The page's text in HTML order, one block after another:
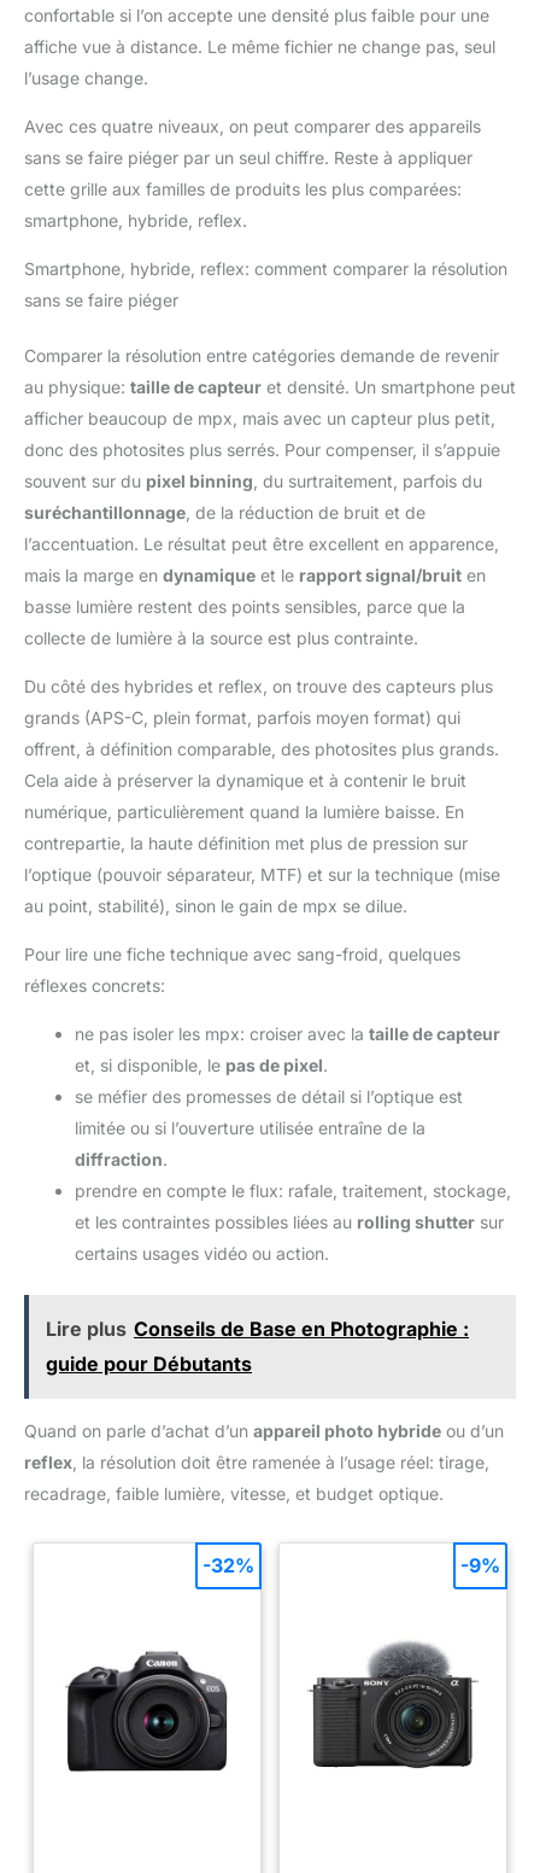
confortable si l’on accepte une densité plus faible pour une
affiche vue à distance. Le même fichier ne change pas, seul
l’usage change.
Avec ces quatre niveaux, on peut comparer des appareils
sans se faire piéger par un seul chiffre. Reste à appliquer
cette grille aux familles de produits les plus comparées:
smartphone, hybride, reflex.
Smartphone, hybride, reflex: comment comparer la résolution
sans se faire piéger
Comparer la résolution entre catégories demande de revenir
au physique: taille de capteur et densité. Un smartphone peut
afficher beaucoup de mpx, mais avec un capteur plus petit,
donc des photosites plus serrés. Pour compenser, il s’appuie
souvent sur du pixel binning , du surtraitement, parfois du
suréchantillonnage , de la réduction de bruit et de
l’accentuation. Le résultat peut être excellent en apparence,
mais la marge en dynamique et le rapport signal/bruit en
basse lumière restent des points sensibles, parce que la
collecte de lumière à la source est plus contrainte.
Du côté des hybrides et reflex, on trouve des capteurs plus
grands (APS-C, plein format, parfois moyen format) qui
offrent, à définition comparable, des photosites plus grands.
Cela aide à préserver la dynamique et à contenir le bruit
numérique, particulièrement quand la lumière baisse. En
contrepartie, la haute définition met plus de pression sur
l’optique (pouvoir séparateur, MTF) et sur la technique (mise
au point, stabilité), sinon le gain de mpx se dilue.
Pour lire une fiche technique avec sang-froid, quelques
réflexes concrets:
ne pas isoler les mpx: croiser avec la taille de capteur
et, si disponible, le pas de pixel.
se méfier des promesses de détail si l’optique est
limitée ou si l’ouverture utilisée entraîne de la
diffraction.
prendre en compte le flux: rafale, traitement, stockage,
et les contraintes possibles liées au rolling shutter sur
certains usages vidéo ou action.
Lire plus Conseils de Base en Photographie :
guide pour Débutants
Quand on parle d’achat d’un appareil photo hybride ou d’un
reflex , la résolution doit être ramenée à l’usage réel: tirage,
recadrage, faible lumière, vitesse, et budget optique.
-32% -9%